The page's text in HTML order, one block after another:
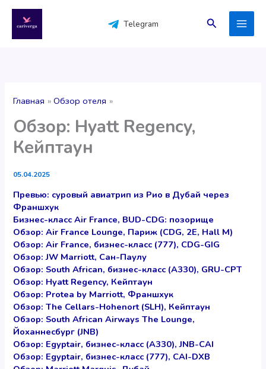
содержимому
Telegram Поиск
Главная Обзор отеля
Обзор: Hyatt Regency,
Кейптаун
05.04.2025
Превью: суровый авиатрип из Рио в Дубай через
Франшхук
Бизнес-класс Air France, BUD-CDG: позорище
Обзор: Air France Lounge, Париж (CDG, 2E, Hall M)
Обзор: Air France, бизнес-класс (777), CDG-GIG
Обзор: JW Marriott, Сан-Паулу
Обзор: South African, бизнес-класс (А330), GRU-CPT
Обзор: Hyatt Regency, Кейптаун
Обзор: Protea by Marriott, Франшхук
Обзор: The Cellars-Hohenort (SLH), Кейптаун
Обзор: South African Airways The Lounge,
Йоханнесбург (JNB)
Обзор: Egyptair, бизнес-класс (А330), JNB-CAI
Обзор: Egyptair, бизнес-класс (777), CAI-DXB